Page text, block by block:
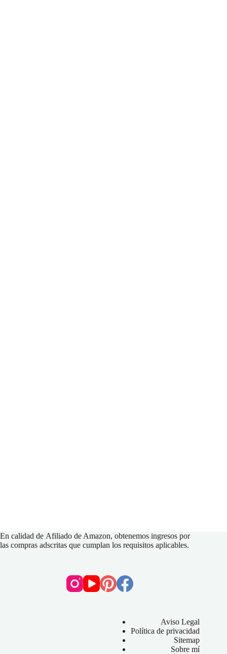
En calidad de Afiliado de Amazon, obtenemos ingresos por
las compras adscritas que cumplan los requisitos aplicables.
Aviso Legal
Política de privacidad
Sitemap
Sobre mí